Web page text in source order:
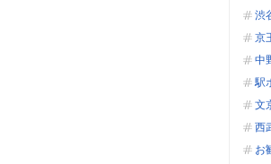
渋
京
中
駅
文
西
お